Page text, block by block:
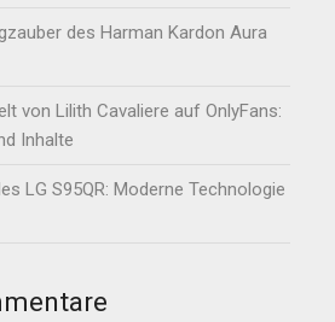
des Harman Kardon Aura
von Lilith Cavaliere auf OnlyFans:
Inhalte
LG S95QR: Moderne Technologie